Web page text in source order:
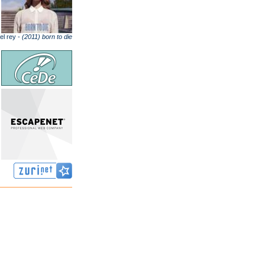
rey - (2011) born to die